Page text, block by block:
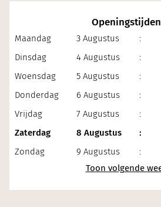
Openingstijden
Maandag 3 Augustus :
Dinsdag
4 Augustus :
Woensdag
5 Augustus :
Donderdag
6 Augustus :
Vrijdag
7 Augustus :
Zaterdag
8 Augustus :
Zondag
9 Augustus :